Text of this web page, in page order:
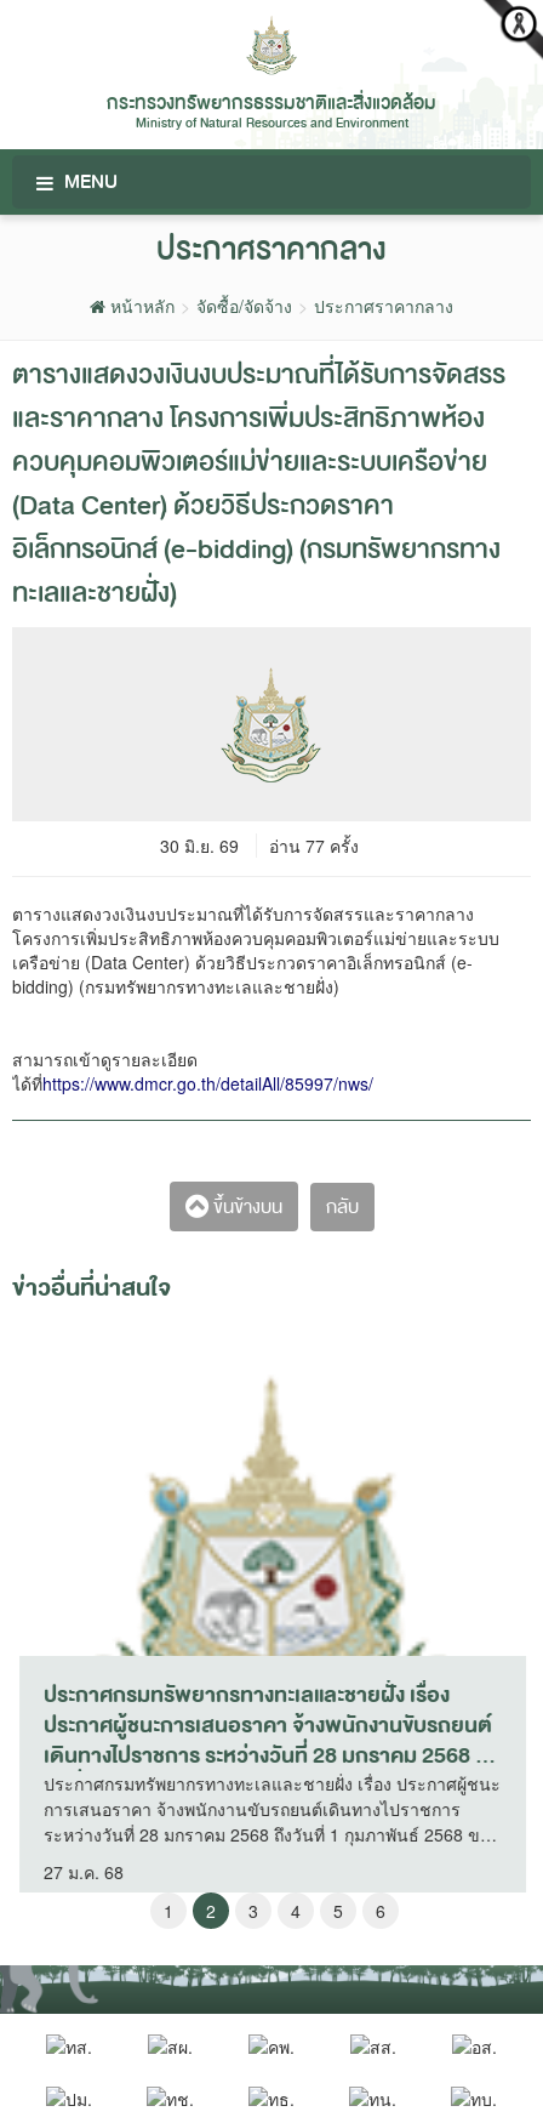
กระทรวงทรัพยากรธรรมชาติและสิ่งแวดล้อม
Ministry of Natural Resources and Environment
MENU
ประกาศราคากลาง
หน้าหลัก จัดซื้อ/จัดจ้าง ประกาศราคากลาง
ตารางแสดงวงเงินงบประมาณที่ได้รับการจัดสรร
และราคากลาง โครงการเพิ่มประสิทธิภาพห้อง
ควบคุมคอมพิวเตอร์แม่ข่ายและระบบเครือข่าย
(Data Center) ด้วยวิธีประกวดราคา
อิเล็กทรอนิกส์ (e-bidding) (กรมทรัพยากรทาง
ทะเลและชายฝั่ง)
30 มิ.ย. 69 อ่าน 77 ครั้ง
ตารางแสดงวงเงินงบประมาณที่ได้รับการจัดสรรและราคากลาง
โครงการเพิ่มประสิทธิภาพห้องควบคุมคอมพิวเตอร์แม่ข่ายและระบบ
เครือข่าย (Data Center) ด้วยวิธีประกวดราคาอิเล็กทรอนิกส์ (e-
bidding) (กรมทรัพยากรทางทะเลและชายฝั่ง)
สามารถเข้าดูรายละเอียด
ได้ที่https://www.dmcr.go.th/detailAll/85997/nws/
ขึ้นข้างบน กลับ
ข่าวอื่นที่น่าสนใจ
ประกาศกรมทรัพยากรทางทะเลและชายฝั่ง เรื่อง
ประกาศผู้ชนะการเสนอราคา จ้างพนักงานขับรถยนต์
เดินทางไปราชการ ระหว่างวันที่ 28 มกราคม 2568 ถึง
วันที่ 1 กุมภาพันธ์ 2568 ของกลุ่มพัฒนาระบบบริหาร
โดยวิธีเฉพาะเจาะจง
ประกาศกรมทรัพยากรทางทะเลและชายฝั่ง เรื่อง ประกาศผู้ชนะ
การเสนอราคา จ้างพนักงานขับรถยนต์เดินทางไปราชการ
ระหว่างวันที่ 28 มกราคม 2568 ถึงวันที่ 1 กุมภาพันธ์ 2568 ของ
27 ม.ค. 68
1
2 3 4 5 6